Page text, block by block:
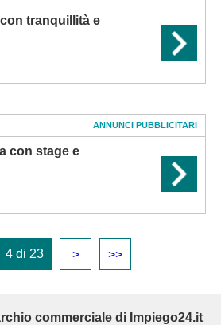
tranquillità e
ANNUNCI PUBBLICITARI
con stage e
4 di 23 > >>
commerciale di Impiego24.it